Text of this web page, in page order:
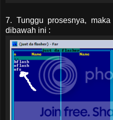
7. Tunggu prosesnya,
dibawah ini :